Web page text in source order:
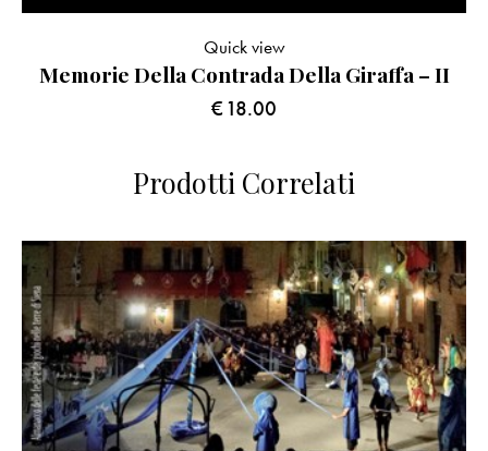
Memorie Della Contrada Della Giraffa – II
€18.00
Quick view
Prodotti Correlati